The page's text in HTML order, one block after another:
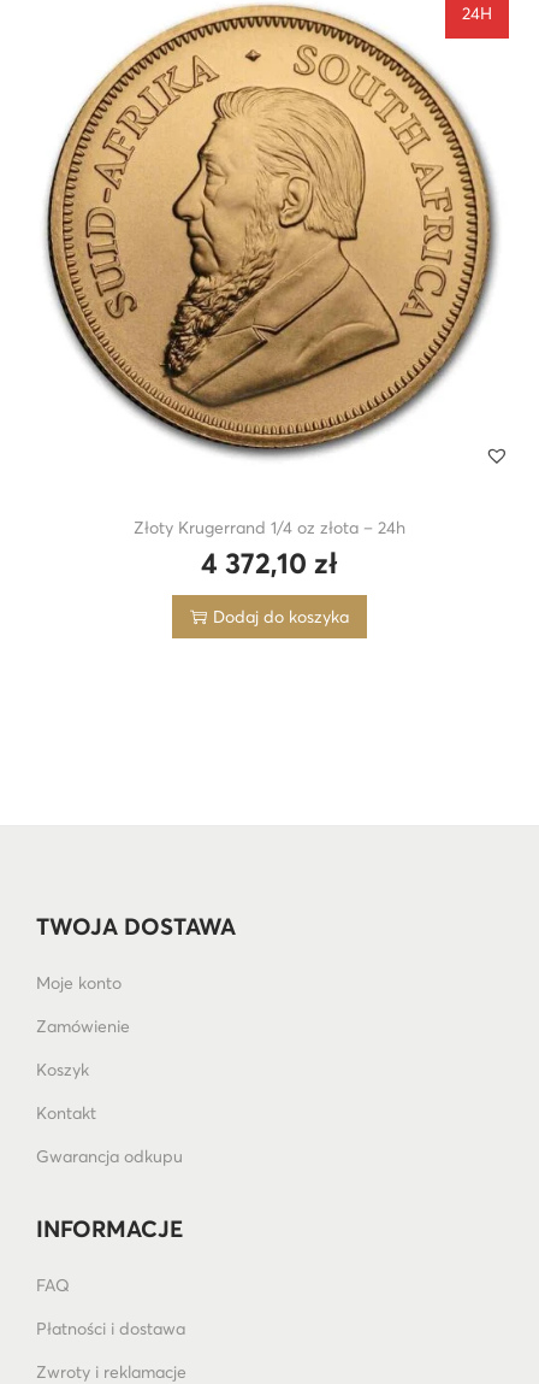
Złoty Krugerrand 1/4 oz złota – 24h
4 372,10 zł
24H
Dodaj do koszyka
TWOJA DOSTAWA
Moje konto
Zamówienie
Koszyk
Kontakt
Gwarancja odkupu
INFORMACJE
FAQ
Płatności i dostawa
Zwroty i reklamacje